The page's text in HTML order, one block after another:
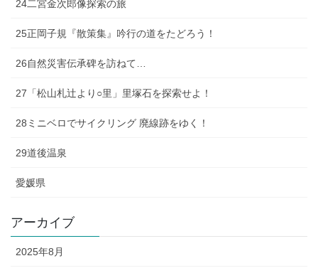
24二宮金次郎像探索の旅
25正岡子規『散策集』吟行の道をたどろう！
26自然災害伝承碑を訪ねて…
27「松山札辻より○里」里塚石を探索せよ！
28ミニベロでサイクリング 廃線跡をゆく！
29道後温泉
愛媛県
アーカイブ
2025年8月